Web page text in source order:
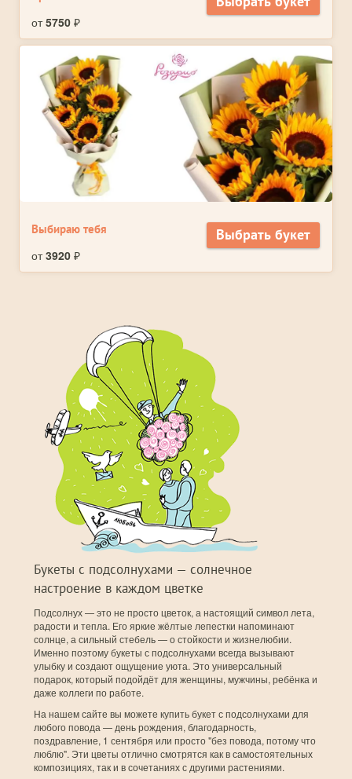
от5750 ₽
Выбираю тебя
от3920 ₽
Выбрать букет
Букеты с подсолнухами — солнечное
настроение в каждом цветке
Подсолнух — это не просто цветок, а настоящий символ лета,
радости и тепла. Его яркие жёлтые лепестки напоминают
солнце, а сильный стебель — о стойкости и жизнелюбии.
Именно поэтому букеты с подсолнухами всегда вызывают
улыбку и создают ощущение уюта. Это универсальный
подарок, который подойдёт для женщины, мужчины, ребёнка и
даже коллеги по работе.
На нашем сайте вы можете купить букет с подсолнухами для
любого повода — день рождения, благодарность,
поздравление, 1 сентября или просто "без повода, потому что
люблю". Эти цветы отлично смотрятся как в самостоятельных
композициях, так и в сочетаниях с другими растениями.